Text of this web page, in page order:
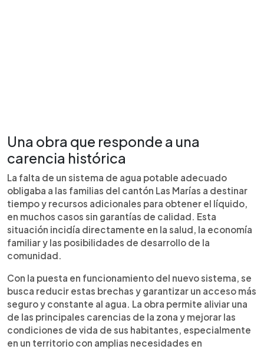
Una obra que responde a una
carencia histórica
La falta de un sistema de agua potable adecuado
obligaba a las familias del cantón Las Marías a destinar
tiempo y recursos adicionales para obtener el líquido,
en muchos casos sin garantías de calidad. Esta
situación incidía directamente en la salud, la economía
familiar y las posibilidades de desarrollo de la
comunidad.
Con la puesta en funcionamiento del nuevo sistema, se
busca reducir estas brechas y garantizar un acceso más
seguro y constante al agua. La obra permite aliviar una
de las principales carencias de la zona y mejorar las
condiciones de vida de sus habitantes, especialmente
en un territorio con amplias necesidades en